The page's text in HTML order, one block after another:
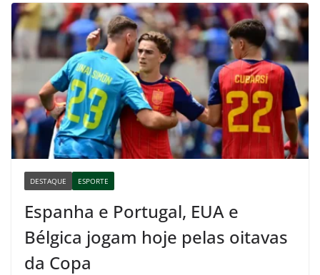
DESTAQUE ESPORTE
Espanha e Portugal, EUA e
Bélgica jogam hoje pelas oitavas
da Copa